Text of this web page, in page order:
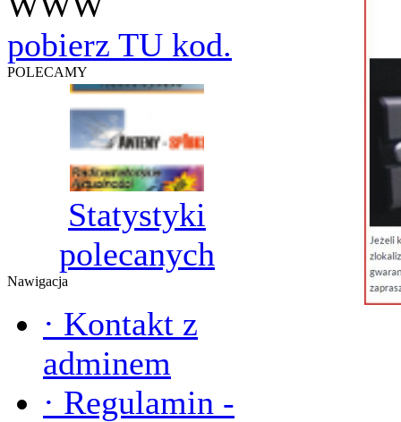
pobierz TU kod.
POLECAMY
Statystyki
polecanych
Nawigacja
· Kontakt z
adminem
· Regulamin -